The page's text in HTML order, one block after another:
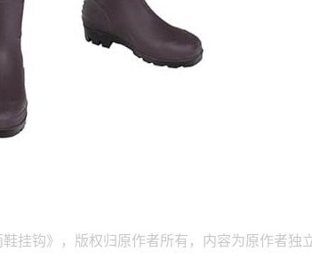
挂钩》，版权归原作者所有，内容为原作者